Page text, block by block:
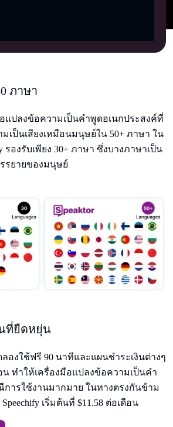
ภาษา
อแปลงข้อความเป็นคําพูดอเนกประสงค์ที่
เป็นเสียงเหมือนมนุษย์ใน 50+ ภาษา ใน
รองรับเพียง 30+ ภาษา ซึ่งบางภาษาเป็น
รยายของมนุษย์
ที่ยืดหยุ่น
ลองใช้ฟรี 90 นาทีและแผนชําระเงินต่างๆ
น ทําให้เครื่องมือแปลงข้อความเป็นคํา
ารใช้งานมากมาย ในทางตรงกันข้าม
เริ่มต้นที่ $11.58 ต่อเดือน